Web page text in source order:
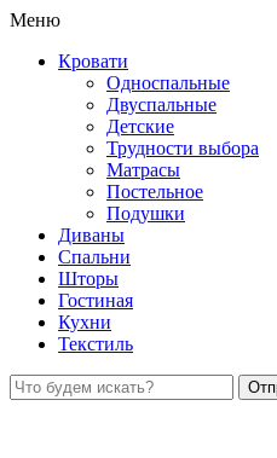
Меню
Кровати
Односпальные
Двуспальные
Детские
Трудности выбора
Матрасы
Постельное
Подушки
Диваны
Спальни
Шторы
Гостиная
Кухни
Текстиль